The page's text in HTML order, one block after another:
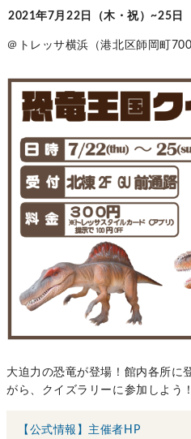
2021年7月22日（木・祝）~25
＠トレッサ横浜（港北区師岡町700
大迫力の恐竜が登場！館内各所に
がら、クイズラリーに参加しよう
【公式情報】主催者HP